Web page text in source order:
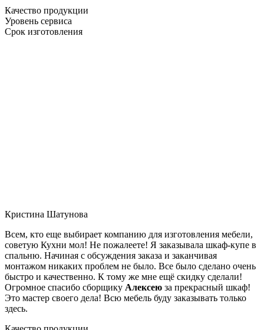
Качество продукции
Уровень сервиса
Срок изготовления
Кристина Шатунова
Всем, кто еще выбирает компанию для изготовления мебели,
советую Кухни мол! Не пожалеете! Я заказывала шкаф-купе в
спальню. Начиная с обсуждения заказа и заканчивая
монтажом никаких проблем не было. Все было сделано очень
быстро и качественно. К тому же мне ещё скидку сделали!
Огромное спасибо сборщику Алексею за прекрасный шкаф!
Это мастер своего дела! Всю мебель буду заказывать только
здесь.